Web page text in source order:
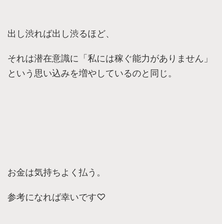
出し渋れば出し渋るほど、
それは潜在意識に「私には稼ぐ能力がありません」
という思い込みを増やしているのと同じ。
お金は気持ちよく払う。
参考になれば幸いです♡